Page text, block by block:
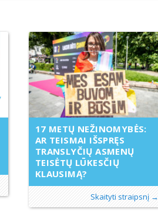
17 METŲ NEŽINOMYBĖS:
AR TEISMAI IŠSPRĘS
TRANSLYČIŲ ASMENŲ
TEISĖTŲ LŪKESČIŲ
KLAUSIMĄ?
Skaityti straipsnį →